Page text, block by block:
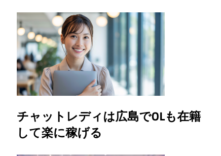
チャットレディは広島でOLも在籍
して楽に稼げる